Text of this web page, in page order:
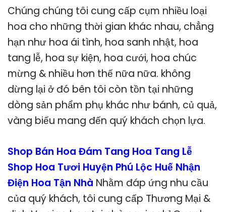
Chúng chúng tôi cung cấp cụm nhiều loại
hoa cho những thời gian khác nhau, chẳng
hạn như hoa ái tình, hoa sanh nhật, hoa
tang lễ, hoa sự kiện, hoa cưới, hoa chúc
mừng & nhiều hơn thế nữa nữa. không
dừng lại ở đó bên tôi còn tồn tại những
dòng sản phẩm phụ khác như bánh, củ quả,
vàng biếu mang đến quý khách chọn lựa.
Shop Bán Hoa Đám Tang Hoa Tang Lễ
Shop Hoa Tươi Huyện Phú Lộc Huế Nhận
Điện Hoa Tận Nhà Nhằm đáp ứng nhu cầu
của quý khách, tôi cung cấp Thương Mại &